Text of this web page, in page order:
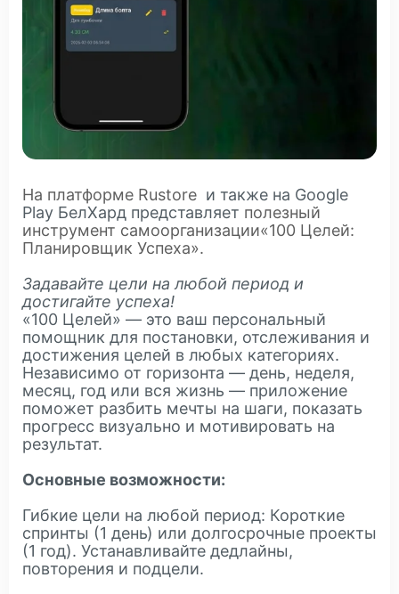
На платформе Rustore и также на Google
Play БелХард представляет полезный
инструмент самоорганизации«100 Целей:
Планировщик Успеха».
Задавайте цели на любой период и
достигайте успеха!
«100 Целей» — это ваш персональный
помощник для постановки, отслеживания и
достижения целей в любых категориях.
Независимо от горизонта — день, неделя,
месяц, год или вся жизнь — приложение
поможет разбить мечты на шаги, показать
прогресс визуально и мотивировать на
результат.
Основные возможности:
Гибкие цели на любой период: Короткие
спринты (1 день) или долгосрочные проекты
(1 год). Устанавливайте дедлайны,
повторения и подцели.